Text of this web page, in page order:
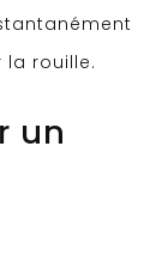
la rouille.
un